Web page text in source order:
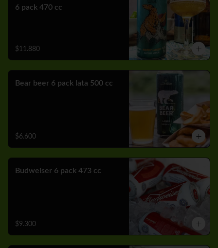
6 pack 470 cc
$11.880
Bear beer 6 pack lata 500 cc
$6.600
Budweiser 6 pack 473 cc
$9.300